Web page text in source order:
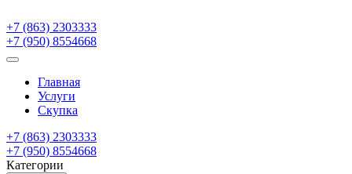
+7 (863) 2303333
+7 (950) 8554668
Главная
Услуги
Скупка
+7 (863) 2303333
+7 (950) 8554668
Категории